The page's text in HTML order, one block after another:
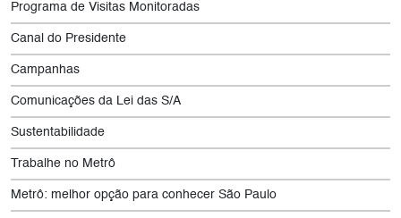
Programa de Visitas Monitoradas
Canal do Presidente
Campanhas
Comunicações da Lei das S/A
Sustentabilidade
Trabalhe no Metrô
Metrô: melhor opção para conhecer São Paulo